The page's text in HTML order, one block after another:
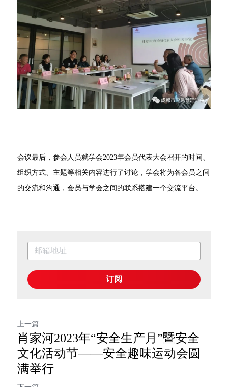
会议最后，参会人员就学会2023年会员代表大会召开的时间、
组织方式、主题等相关内容进行了讨论，学会将为各会员之间
的交流和沟通，会员与学会之间的联系搭建一个交流平台。
订阅
上一篇
肖家河2023年“安全生产月”暨安全
文化活动节——安全趣味运动会圆
满举行